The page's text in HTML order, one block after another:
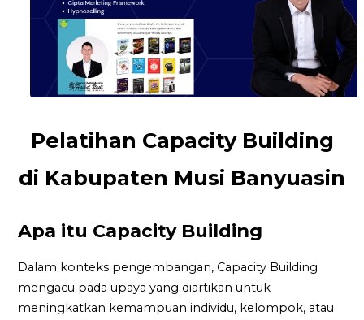
Pelatihan Capacity Building
di Kabupaten Musi Banyuasin
Apa itu Capacity Building
Dalam konteks pengembangan, Capacity Building
mengacu pada upaya yang diartikan untuk
meningkatkan kemampuan individu, kelompok, atau